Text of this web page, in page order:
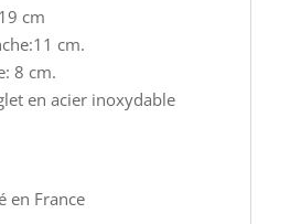
cm
cm.
8 cm.
en acier inoxydable
en France